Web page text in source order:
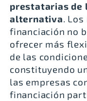
prestatarias de
alternativa.
financiación no
ofrecer más
de las
constituyendo
las empresas
financiación